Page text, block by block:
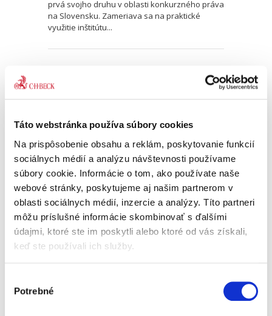
Táto webstránka používa súbory cookies
Na prispôsobenie obsahu a reklám, poskytovanie funkcií
sociálnych médií a analýzu návštevnosti používame
súbory cookie. Informácie o tom, ako používate naše
webové stránky, poskytujeme aj našim partnerom v
oblasti sociálnych médií, inzercie a analýzy. Títo partneri
môžu príslušné informácie skombinovať s ďalšími
údajmi, ktoré ste im poskytli alebo ktoré od vás získali,
keď ste používali ich služby.
súhlasu
Potrebné
prvá svojho druhu v oblasti konkurzného práva
na Slovensku. Zameriava sa na praktické
využitie inštitútu...
Odporovateľnosť
právnych úkonov v
19,00 € s DPH
18,10 €
bez DPH
Predkladaná publikácia ponúka detailné
rozpracovanie témy odporovateľnosti právnych
úkonov s dôrazom na jej využitie v obchodnom